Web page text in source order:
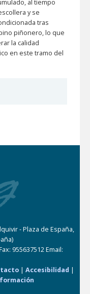
al tiempo
y se
tras
piñonero, lo que
la calidad
en este tramo del
- Plaza de España,
955637512 Email:
|Accesibilidad |